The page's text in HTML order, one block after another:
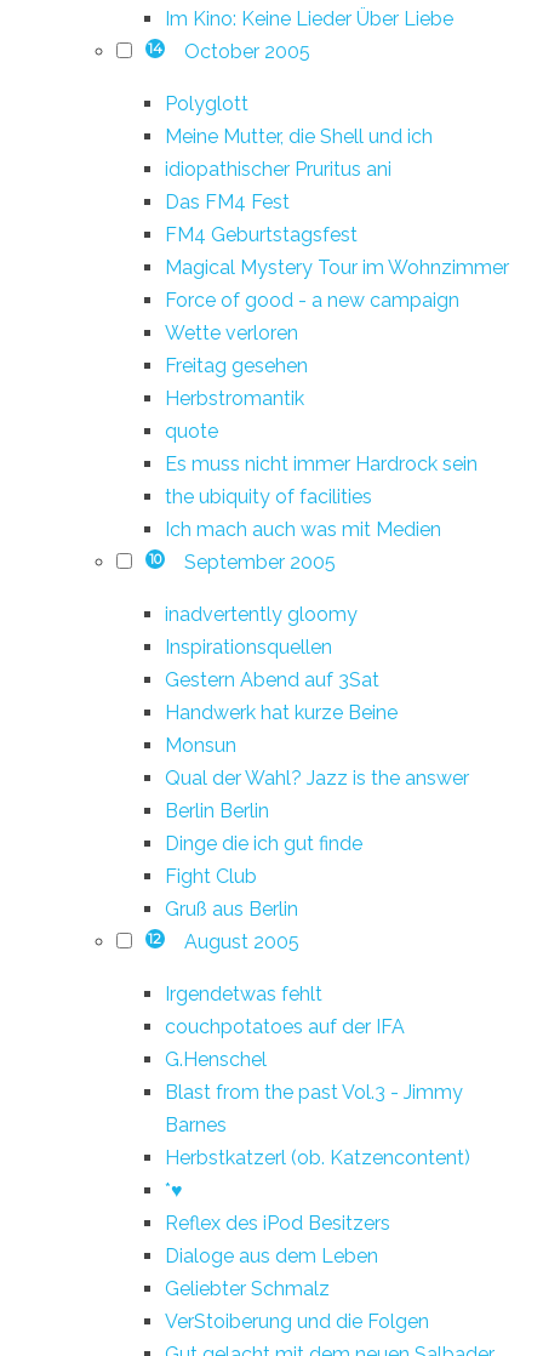
Im Kino: Keine Lieder Über Liebe
14 October 2005
Polyglott
Meine Mutter, die Shell und ich
idiopathischer Pruritus ani
Das FM4 Fest
FM4 Geburtstagsfest
Magical Mystery Tour im Wohnzimmer
Force of good - a new campaign
Wette verloren
Freitag gesehen
Herbstromantik
quote
Es muss nicht immer Hardrock sein
the ubiquity of facilities
Ich mach auch was mit Medien
10 September 2005
inadvertently gloomy
Inspirationsquellen
Gestern Abend auf 3Sat
Handwerk hat kurze Beine
Monsun
Qual der Wahl? Jazz is the answer
Berlin Berlin
Dinge die ich gut finde
Fight Club
Gruß aus Berlin
12 August 2005
Irgendetwas fehlt
couchpotatoes auf der IFA
G.Henschel
Blast from the past Vol.3 - Jimmy
Barnes
Herbstkatzerl (ob. Katzencontent)
*♥
Reflex des iPod Besitzers
Dialoge aus dem Leben
Geliebter Schmalz
VerStoiberung und die Folgen